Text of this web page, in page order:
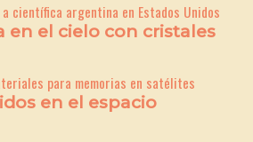
científica argentina en Estados Unidos
en el cielo con cristales
para memorias en satélites
en el espacio